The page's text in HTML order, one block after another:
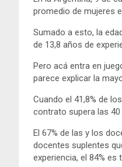
promedio de mujeres
Sumado a esto, la
de 13,8 años de
Pero acá entra en
parece explicar la
Cuando el 41,8% de
contrato supera las
El 67% de las y los
docentes suplentes
experiencia, el 84% es